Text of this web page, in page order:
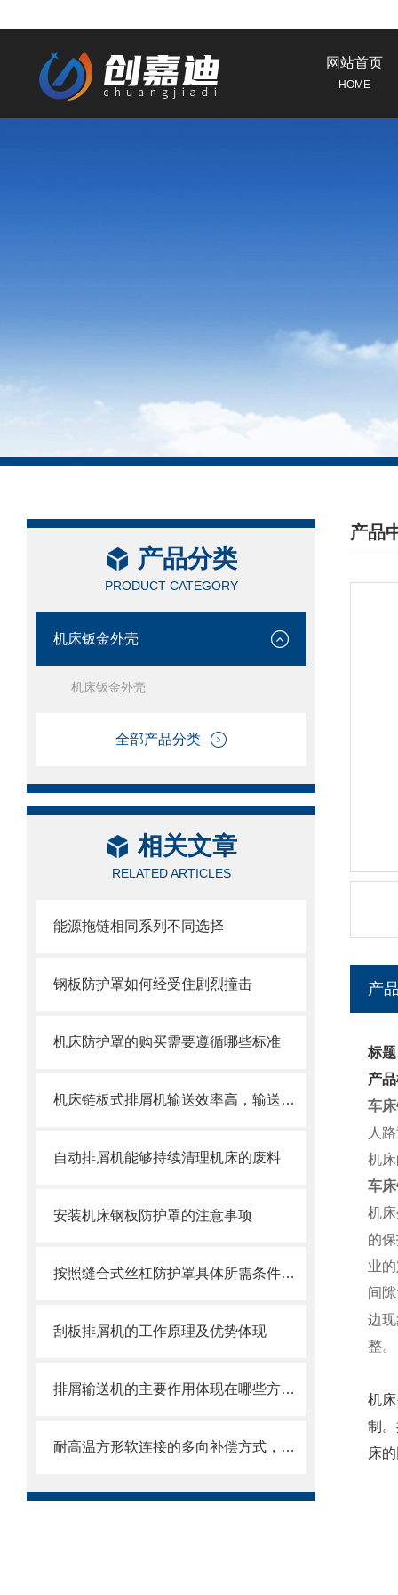
网站首页
HOME
产品分类
PRODUCT CATEGORY
机床钣金外壳
机床钣金外壳
全部产品分类
相关文章
RELATED ARTICLES
能源拖链相同系列不同选择
钢板防护罩如何经受住剧烈撞击
机床防护罩的购买需要遵循哪些标准
机床链板式排屑机输送效率高，输送速度选择范围大
自动排屑机能够持续清理机床的废料
安装机床钢板防护罩的注意事项
按照缝合式丝杠防护罩具体所需条件定制
刮板排屑机的工作原理及优势体现
排屑输送机的主要作用体现在哪些方面？
耐高温方形软连接的多向补偿方式，可提供较大的轴向、角向和侧向位移
产品
/
产
标
产
车
人
机
车
机
的
业
间
边
整
机
制
床